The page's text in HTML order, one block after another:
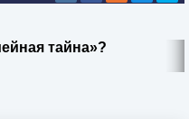
тайна»?